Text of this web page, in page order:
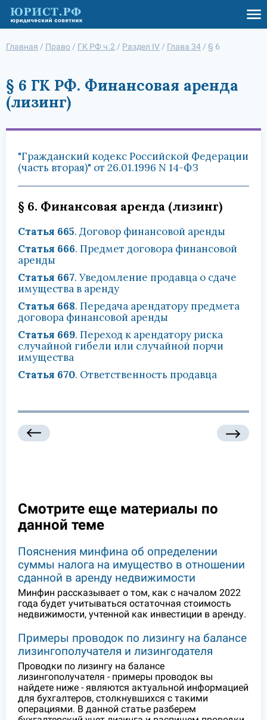
Главная / Право / ГК РФ ч.2 / Раздел IV / Глава 34 / § 6
§ 6 ГК РФ. Финансовая аренда
(лизинг)
"Гражданский кодекс Российской Федерации
(часть вторая)" от 26.01.1996 N 14-ФЗ
§ 6. Финансовая аренда (лизинг)
Статья 665. Договор финансовой аренды
Статья 666. Предмет договора финансовой
аренды
Статья 667. Уведомление продавца о сдаче
имущества в аренду
Статья 668. Передача арендатору предмета
договора финансовой аренды
Статья 669. Переход к арендатору риска
случайной гибели или случайной порчи
имущества
Статья 670. Ответственность продавца
Смотрите еще материалы по
данной теме
Пояснения минфина об определении
суммы налога на имущество в отношении
сданной в аренду недвижимости
Минфин рассказывает о том, как с началом 2022
года будет учитываться остаточная стоимость
недвижимости, учтенной как инвестиции в аренду.
Примеры проводок по лизингу на балансе
лизингополучателя и лизингодателя
Проводки по лизингу на балансе
лизингополучателя - примеры проводок вы
найдете ниже - являются актуальной информацией
для бухгалтеров, столкнувшихся с такими
операциями. В данной статье разберем